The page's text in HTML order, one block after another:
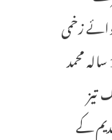
بوائے زخمی
ہوگیا جسے علاج کیلئے دواخانہ عثمانہ منتقل کیا گیا ہے ۔ تفصیلات کے بموجب درگاہ زہرہ بی صاحبہ عیدی بازار کا ساکن 17 سالہ محمد
تیز
کے